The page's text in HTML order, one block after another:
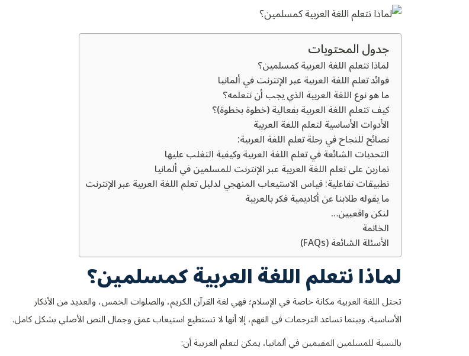
جدول المحتويات
لماذا نتعلم اللغة العربية كمسلمين؟
فوائد تعلم اللغة العربية عبر الإنترنت في ألمانيا
ما هو نوع اللغة العربية الذي يجب أن تتعلمه؟
كيف تتعلم اللغة العربية بفعالية (خطوة بخطوة)؟
الأدوات الأساسية لتعلم اللغة العربية
نصائح للنجاح في رحلة تعلم اللغة العربية:
التحديات الشائعة في تعلم اللغة العربية وكيفية التغلب عليها
تمارين على تعلم اللغة العربية عبر الإنترنت للمسلمين في ألمانيا
تطبيقات تفاعلية: قياس الاستيعاب المنهجي لدليل تعلم اللغة العربية عبر الإنترنت
ما يقوله طلابنا عن أكاديمية فكر بالعربية
لنكن واقعيين…
الخاتمة
الأسئلة الشائعة (FAQs)
لماذا نتعلم اللغة العربية كمسلمين؟
تحتل اللغة العربية مكانة خاصة في الإسلام؛ فهي لغة القرآن الكريم، والصلوات الخمس، والعديد من الأذكار
الأساسية. وبينما تساعد الترجمات في الفهم، إلا أنها لا تستطيع استيعاب عمق وجمال النص الأصلي بشكل كامل.
بالنسبة للمسلمين المقيمين في ألمانيا، يمكن لتعلم العربية أن: